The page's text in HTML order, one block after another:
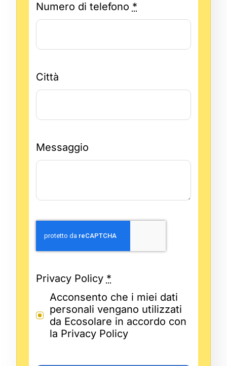
Numero di telefono *
Città
Messaggio
Privacy Policy *
Acconsento che i miei dati
personali vengano utilizzati
da Ecosolare in accordo con
la Privacy Policy